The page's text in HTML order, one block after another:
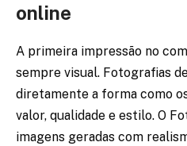
online
A primeira impressão no
sempre visual. Fotografias
diretamente a forma como
valor, qualidade e estilo. O
imagens geradas com